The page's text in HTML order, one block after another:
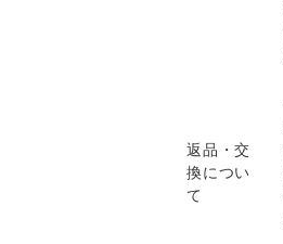
返品・交
換につい
て